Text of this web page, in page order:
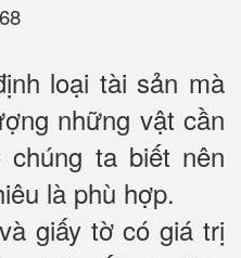
loại tài sản mà
những vật cần
ta biết nên
là phù hợp.
giấy tờ có giá trị